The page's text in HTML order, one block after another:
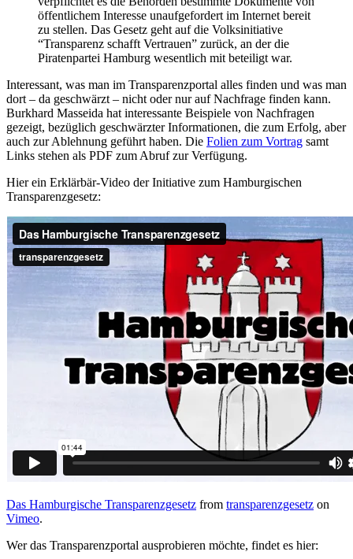
öffentlichem Interesse unaufgefordert im Internet bereit
zu stellen. Das Gesetz geht auf die Volksinitiative
“Transparenz schafft Vertrauen” zurück, an der die
Piratenpartei Hamburg wesentlich mit beteiligt war.
Interessant, was man im Transparenzportal alles finden und was man
dort – da geschwärzt – nicht oder nur auf Nachfrage finden kann.
Burkhard Masseida hat interessante Beispiele von Nachfragen
gezeigt, bezüglich geschwärzter Informationen, die zum Erfolg, aber
auch zur Ablehnung geführt haben. Die Folien zum Vortrag samt
Links stehen als PDF zum Abruf zur Verfügung.
Hier ein Erklärbär-Video der Initiative zum Hamburgischen
Transparenzgesetz:
Das Hamburgische Transparenzgesetz from transparenzgesetz on
Vimeo.
Wer das Transparenzportal ausprobieren möchte, findet es hier: